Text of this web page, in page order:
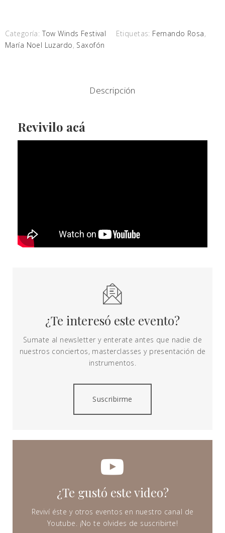
Categoría: Tow Winds Festival Etiquetas: Fernando Rosa,
María Noel Luzardo, Saxofón
Descripción
Revivilo acá
¿Te interesó este evento?
Sumate al newsletter y enterate antes que nadie de
nuestros conciertos, masterclasses y presentación de
instrumentos.
Suscribirme
¿Te gustó este video?
Reviví éste y otros eventos en nuestro canal de
Youtube. ¡No te olvides de suscribirte!